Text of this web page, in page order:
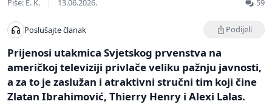
Piše: E. K. | 13.06.2026. 59
Poslušajte članak Podijeli
Prijenosi utakmica Svjetskog prvenstva na
američkoj televiziji privlače veliku pažnju javnosti,
a za to je zaslužan i atraktivni stručni tim koji čine
Zlatan Ibrahimović, Thierry Henry i Alexi Lalas.